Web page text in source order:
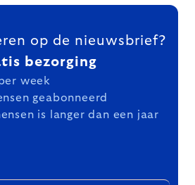
op de nieuwsbrief?
bezorging
week
geabonneerd
is langer dan een jaar